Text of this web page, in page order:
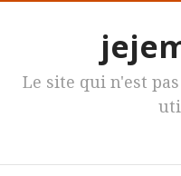
Le site qui n'est